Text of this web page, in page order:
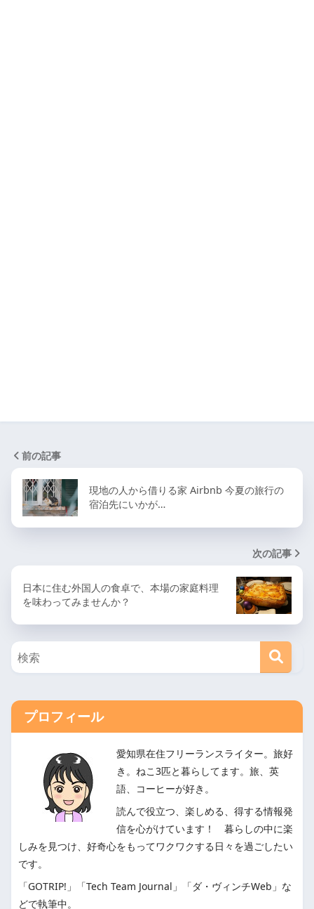
前の記事
現地の人から借りる家 Airbnb 今夏の旅行の
宿泊先にいかが…
次の記事
日本に住む外国人の食卓で、本場の家庭料理
を味わってみませんか？
プロフィール
愛知県在住フリーランスライター。旅好
き。ねこ3匹と暮らしてます。旅、英
語、コーヒーが好き。
読んで役立つ、楽しめる、得する情報発
信を心がけています！ 暮らしの中に楽
しみを見つけ、好奇心をもってワクワクする日々を過ごしたい
です。
「GOTRIP!」「Tech Team Journal」「ダ・ヴィンチWeb」な
どで執筆中。